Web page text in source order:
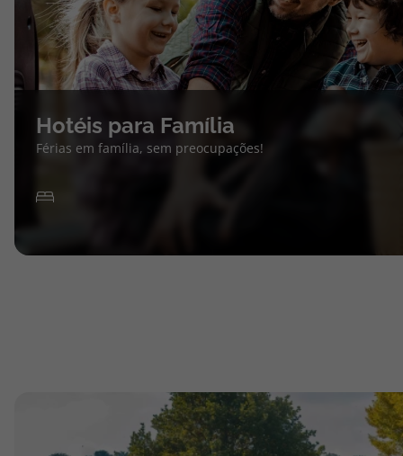
Hotéis para Família
Férias em família, sem preocupações!